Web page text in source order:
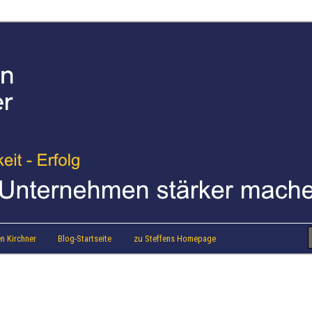
Kirchner Blog-Startseite zu Steffens Homepage